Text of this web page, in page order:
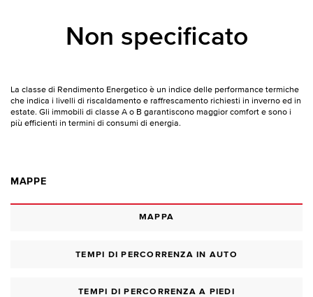
Non specificato
La classe di Rendimento Energetico è un indice delle performance termiche
che indica i livelli di riscaldamento e raffrescamento richiesti in inverno ed in
estate. Gli immobili di classe A o B garantiscono maggior comfort e sono i
più efficienti in termini di consumi di energia.
MAPPE
MAPPA
TEMPI DI PERCORRENZA IN AUTO
TEMPI DI PERCORRENZA A PIEDI